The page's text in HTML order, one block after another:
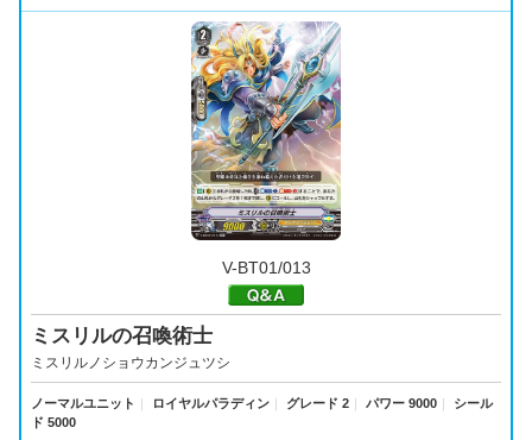
V-BT01/013
ミスリルの召喚術士
ミスリルノショウカンジュツシ
ノーマルユニット ｜ ロイヤルパラディン ｜ グレード 2 ｜ パワー 9000 ｜
シール
ド 5000